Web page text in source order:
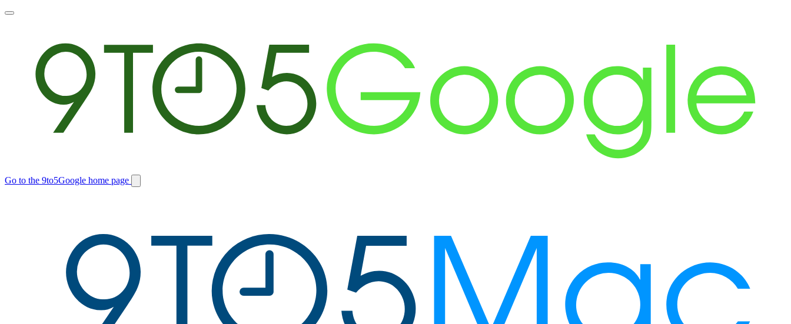
Toggle
Go to the 9to5Google home page
Switch